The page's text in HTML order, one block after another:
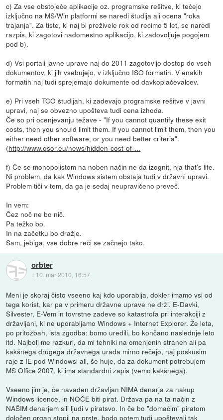
c) Za vse obstoječe aplikacije oz. programske rešitve, ki tečejo
izključno na MS/Win platformi se naredi študija ali ocena "roka
trajanja". Za tiste, ki naj bi preživele rok od recimo 5 let, se naredi
razpis, ki zagotovi nadomestno aplikacijo, ki zadovoljuje pogojem
pod b).
d) Vsi portali javne uprave naj do 2011 zagotovijo dostop do vseh
dokumentov, ki jih vsebujejo, v izključno ISO formatih. V enakih
formatih naj tudi sprejemajo dokumente od davkoplačevalcev.
e) Pri vseh TCO študijah, ki zadevajo programske rešitve v javni
upravi, naj se obvezno upošteva tudi cena izhoda.
Če so pri ocenjevanju težave - "If you cannot quantify these exit
costs, then you should limit them. If you cannot limit them, then you
either need other software, or you need better criteria".
(http://www.osor.eu/news/hidden-cost-of-...
f) Če se monopolistom na noben način ne da izognit, hja that's life.
Ni problem, da kak Windows sistem obstaja tudi v državni upravi.
Problem tiči v tem, da ga je sedaj neupravičeno preveč.
In vem:
Čez noč ne bo nič.
Pa težko bo.
In na začetku bo dražje.
Sam, jebiga, vse dobre reči se začnejo tako.
orbter
:: 10. mar 2010, 16:57
Meni je skoraj čisto vseeno kaj kdo uporablja, dokler imamo vsi od
tega korist, kar pa v primeru državne uprave ne drži. E-Davki,
Silvester, E-Vem in tovrstne zadeve so katastrofa pri interakciji z
državljani, ki ne uporabljamo Windows + Internet Explorer. Že leta,
po pritožbah, ista zgodba: bomo uredili, bo končano naslednje leto
itd. Najbolj me razkuri, da mi tehniki na omenjenih straneh ali pa
kakšnega drugega državnega urada mirno rečejo, naj poskusim
raje z IE pod Windowsi ali, še huje, da za dokument potrebujem
MS Office 2007, ki ima standardni zapis (vemo kakšnega).
Vseeno jim je, če navaden državljan NIMA denarja za nakup
Windows licence, in NOČE biti pirat. Država pa na ta način z
NAŠIM denarjem sili ljudi v piratsvo. In če bo "domačim" piratom
določen organ stopil na prste, bodo potem tudi upoštevali tak